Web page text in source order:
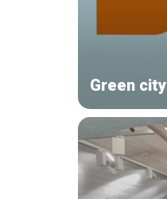
Green city